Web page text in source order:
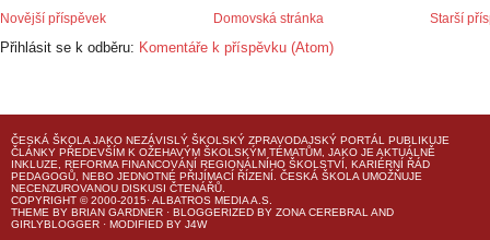
Novější příspěvek Starší
Domovská stránka
Přihlásit se k odběru: Komentáře k příspěvku (Atom)
ČESKÁ ŠKOLAJAKO NEZÁVISLÝ ŠKOLSKÝ ZPRAVODAJSKÝ PORTÁL PUBLIKUJE
ČLÁNKY PŘEDEVŠÍM K OŽEHAVÝM ŠKOLSKÝM TÉMATŮM, JAKO JE AKTUÁLNĚ
INKLUZE, REFORMA FINANCOVÁNÍ REGIONÁLNÍHO ŠKOLSTVÍ, KARIÉRNÍ ŘÁD
PEDAGOGŮ, NEBO JEDNOTNÉ PŘIJÍMACÍ ŘÍZENÍ. ČESKÁ ŠKOLAUMOŽŇUJE
NECENZUROVANOU DISKUSI ČTENÁŘŮ.
COPYRIGHT © 2000-2015· ALBATROS MEDIA A.S.
THEME BY BRIAN GARDNER · BLOGGERIZED BY ZONA CEREBRALAND
GIRLYBLOGGER · MODIFIED BY J4W